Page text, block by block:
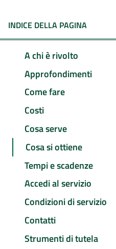
INDICE DELLA PAGINA
A chi è rivolto
Approfondimenti
Come fare
Costi
Cosa serve
Cosa si ottiene
Tempi e scadenze
Accedi al servizio
Condizioni di servizio
Contatti
Strumenti di tutela